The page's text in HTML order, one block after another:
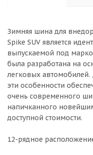
Зимняя шина для
Spike SUV является
выпускаемой под
была разработана на
легковых автомобилей.
эти особенности
очень современного
напичканного
доступной стоимости.
12-рядное